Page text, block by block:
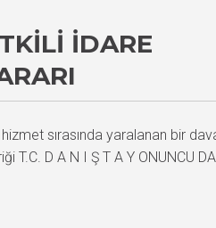
İDARE
sırasında yaralanan bir
D A N I Ş T A Y ONUNCU